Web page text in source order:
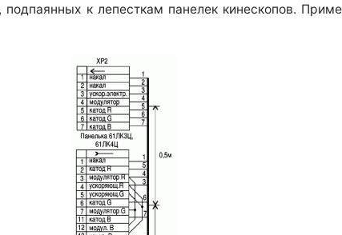
к лепесткам панелек кинескопов.